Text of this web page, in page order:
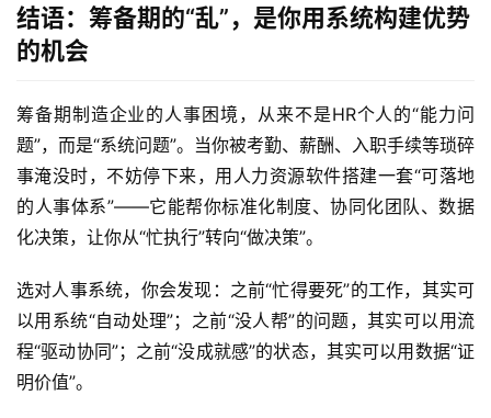
结语：筹备期的“乱”，是你用系统构建优势
的机会
筹备期制造企业的人事困境，从来不是HR个人的“能力问
题”，而是“系统问题”。当你被考勤、薪酬、入职手续等琐碎
事淹没时，不妨停下来，用人力资源软件搭建一套“可落地
的人事体系”——它能帮你标准化制度、协同化团队、数据
化决策，让你从“忙执行”转向“做决策”。
选对人事系统，你会发现：之前“忙得要死”的工作，其实可
以用系统“自动处理”；之前“没人帮”的问题，其实可以用流
程“驱动协同”；之前“没成就感”的状态，其实可以用数据“证
明价值”。